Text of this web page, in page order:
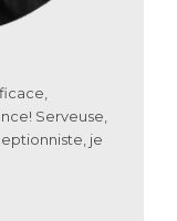
Serveuse,
je